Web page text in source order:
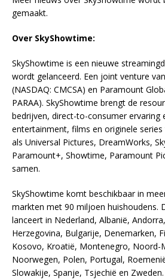
gemaakt.
Over SkyShowtime:
SkyShowtime is een nieuwe
wordt gelanceerd. Een joint venture
(NASDAQ: CMCSA) en Paramount
PARAA). SkyShowtime brengt de
bedrijven, direct-to-consumer ervaring
entertainment, films en originele
als Universal Pictures, DreamWorks,
Paramount+, Showtime, Paramount
samen.
SkyShowtime komt beschikbaar in
markten met 90 miljoen huishoudens.
lanceert in Nederland, Albanië,
Herzegovina, Bulgarije, Denemarken,
Kosovo, Kroatië, Montenegro, Noord-
Noorwegen, Polen, Portugal,
Slowakije, Spanje, Tsjechië en Zweden.